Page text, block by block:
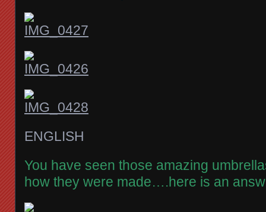
ENGLISH
You have seen those amazing
how they were made….here is an